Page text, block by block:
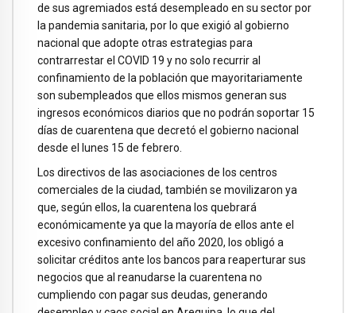
de sus agremiados está desempleado en su sector por
la pandemia sanitaria, por lo que exigió al gobierno
nacional que adopte otras estrategias para
contrarrestar el COVID 19 y no solo recurrir al
confinamiento de la población que mayoritariamente
son subempleados que ellos mismos generan sus
ingresos económicos diarios que no podrán soportar 15
días de cuarentena que decretó el gobierno nacional
desde el lunes 15 de febrero.
Los directivos de las asociaciones de los centros
comerciales de la ciudad, también se movilizaron ya
que, según ellos, la cuarentena los quebrará
económicamente ya que la mayoría de ellos ante el
excesivo confinamiento del año 2020, los obligó a
solicitar créditos ante los bancos para reaperturar sus
negocios que al reanudarse la cuarentena no
cumpliendo con pagar sus deudas, generando